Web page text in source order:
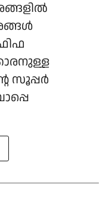
സൂപ്പര്‍